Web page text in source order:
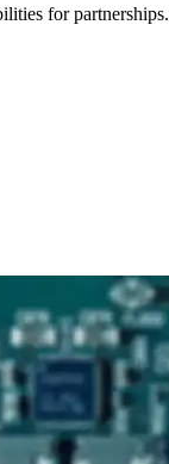
for partnerships.